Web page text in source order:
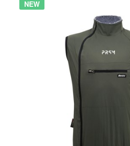
NEW